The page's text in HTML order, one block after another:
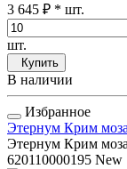
3 645 ₽ * шт.
шт.
Купить
В наличии
Избранное
Этернум Крим
Этернум Крим
620110000195 New